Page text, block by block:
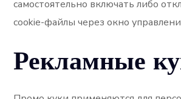
самостоятельно включать либо
cookie-файлы через окно
Рекламные